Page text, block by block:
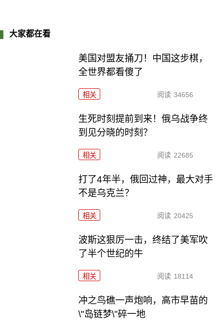
大家都在看
美国对盟友捅刀！中国这步棋，
全世界都看傻了
相关 阅读 34656
生死时刻提前到来！俄乌战争终
到见分晓的时刻？
相关 阅读 22685
打了4年半，俄回过神，最大对手
不是乌克兰？
相关 阅读 20425
波斯这狠厉一击，终结了美军吹
了半个世纪的牛
相关 阅读 18114
冲之鸟礁一声炮响，高市早苗的
\"岛链梦\"碎一地